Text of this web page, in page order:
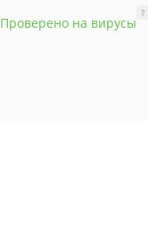
Проверено на вирусы
?